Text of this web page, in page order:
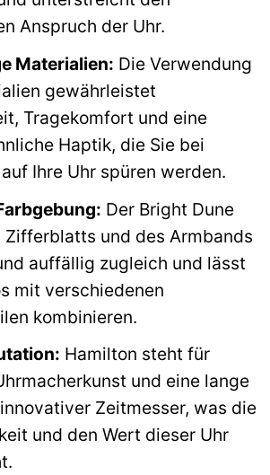
Anspruch der Uhr.
Materialien: Die Verwendung
gewährleistet
Tragekomfort und eine
Haptik, die Sie bei
Ihre Uhr spüren werden.
Der Bright Dune
Zifferblatts und des Armbands
auffällig zugleich und lässt
mit verschiedenen
kombinieren.
Hamilton steht für
und eine lange
Zeitmesser, was die
und den Wert dieser Uhr